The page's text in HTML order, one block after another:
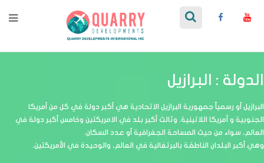
الدولة : البرازيل
البرازيل أو رسمياً جمهورية البرازيل الاتحادية هي أكبر دولة في كل من أمريكا
الجنوبية و أمريكا اللاتينية. وثالث أكبر بلد في الامريكتين وخامس أكبر دولة في
العالم، سواء من حيث المساحة الجغرافية أو عدد السكان.
وهي أكبر البلدان الناطقة بالبرتغالية في العالم، والوحيدة في الأمريكتين.